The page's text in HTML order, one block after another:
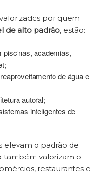
por quem
de alto padrão, estão:
piscinas, academias,
de água e
autoral;
inteligentes de
elevam o padrão de
também valorizam o
restaurantes e